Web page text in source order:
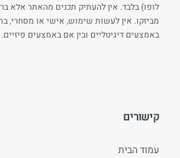
לופו) בלבד. אין להעתיק תכנים מהאתר אלא
מביזקו. אין לעשות שימוש, אישי או מסחרי,
באמצעים דיגיטליים ובין אם באמצעים פיזיים.
קישורים
עמוד הבית